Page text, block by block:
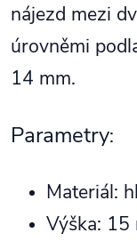
nájezd mezi
úrovněmi
14 mm.
Parametry:
Materiál:
Výška: 15